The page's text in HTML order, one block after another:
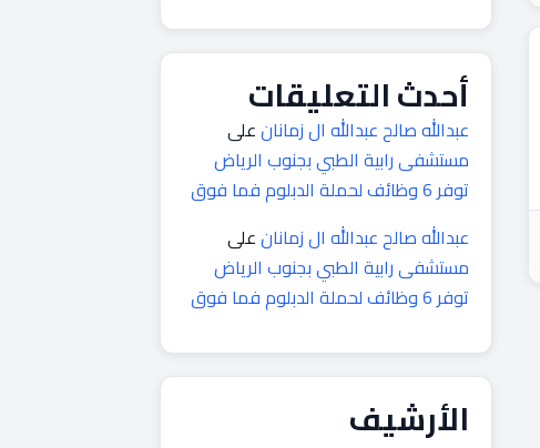
أحدث التعليقات
عبدالله صالح عبدالله ال زمانانعلى
مستشفى رابية الطبي بجنوب الرياض
توفر 6 وظائف لحملة الدبلوم فما فوق
عبدالله صالح عبدالله ال زمانانعلى
مستشفى رابية الطبي بجنوب الرياض
توفر 6 وظائف لحملة الدبلوم فما فوق
الأرشيف